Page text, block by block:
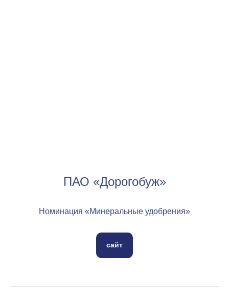
ПАО «Дорогобуж»
Номинация «Минеральные удобрения»
сайт